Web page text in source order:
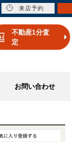
不動産1分査
定
お問い合わせ
来店予約